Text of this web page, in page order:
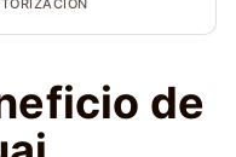
de